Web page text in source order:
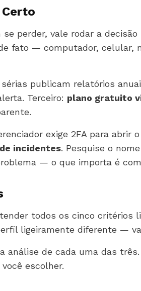
perder, vale rodar a
fato — computador, celular,
sérias publicam relatórios
Terceiro: plano gratuito
exige 2FA para abrir
incidentes. Pesquise o
— o que importa é
todos os cinco critérios
ligeiramente diferente —
de cada uma das
escolher.